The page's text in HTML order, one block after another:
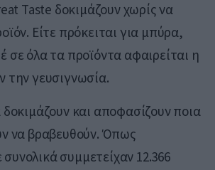
Taste δοκιμάζουν χωρίς να
Είτε πρόκειται για μπύρα,
σε όλα τα προϊόντα αφαιρείται η
την γευσιγνωσία.
και αποφασίζουν ποια
να βραβευθούν. Όπως
συμμετείχαν 12.366